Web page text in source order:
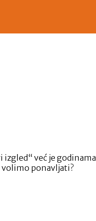
već je
volimo ponavljati?